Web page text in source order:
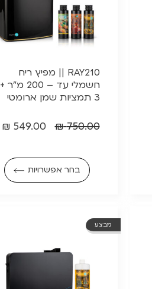
RAY210 || מפיץ ריח
חשמלי עד – 200 מ"ר +
3 תמציות שמן ארומטי
750.00
₪
549.00
₪
בחר אפשרויות
מבצע